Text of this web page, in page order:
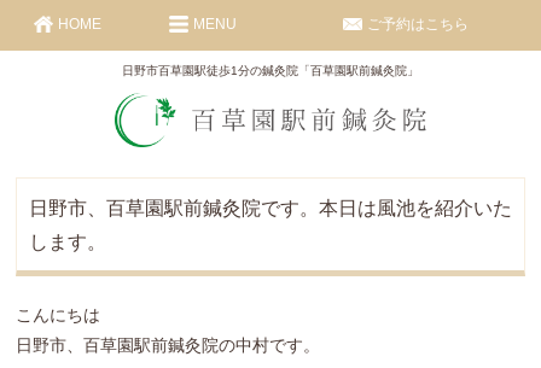
日野市百草園駅徒歩1分の鍼灸院「百草園駅前鍼灸院」
HOME ご予約はこちら
MENU
日野市、百草園駅前鍼灸院です。本日は風池を紹介いた
します。
こんにちは
日野市、百草園駅前鍼灸院の中村です。